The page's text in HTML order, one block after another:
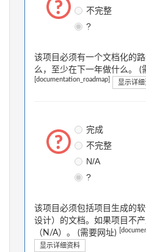
不完整
?
该项目必须有一个文档化的
么，至少在下一年做什么。 (
[documentation_roadmap] 显示详
完成
不完整
N/A
?
该项目必须包括项目生成的
设计）的文档。如果项目不
（N/A）。 (需要网址)
显示详细资料